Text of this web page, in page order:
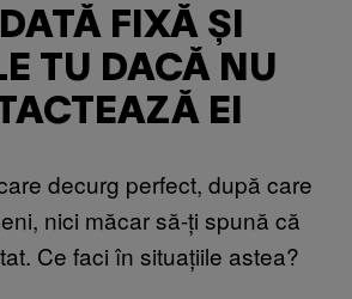
FIXĂ ȘI
TU DACĂ NU
EI
decurg perfect, după care
nici măcar să-ți spună că
Ce faci în situațiile astea?